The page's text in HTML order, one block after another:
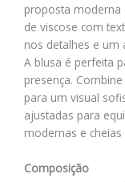
proposta moderna
de viscose com
nos detalhes e um
A blusa é perfeita
presença.
para um visual
ajustadas para
modernas e
Composição